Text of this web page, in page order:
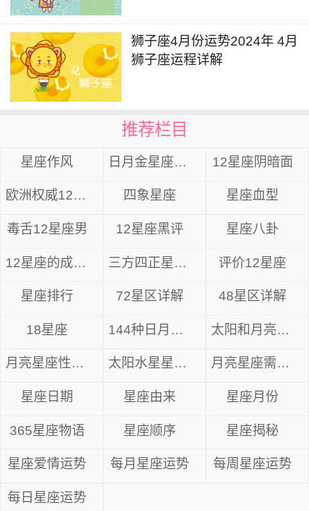
面情绪的排解和疏导。这段时间里个人的身心状况
可能也会较差，未来几个月的时间可能会经常往返
医院体检或是接受治疗，需要适当地加强体育运
动，增强个人抵抗力。
个人感情恋爱领域的提升，这段时间可以多尝试进
行表白会有收获不错的效果。也可以多向自己的爱
不错的效果。
白羊座2024年8月详解
水星将会在处女座逆行，在8月29日的时间，水星
将会在狮子座顺行。水星逆行的期间对于个人的工
成不同程度的影响。这段时间里需要注意工作的过
程中避免过于挑剔的心态和行为，避免将过多的注
当中需要得过且过，不要揪着某些细节不放，容易
狮子座4月份运势2024年 4月
狮子座运程详解
推荐栏目
星座作风 日月金星座组合 12星座阴暗面
欧洲权威12星座分析 四象星座 星座血型
毒舌12星座男 12星座黑评 星座八卦
12星座的成长方式 三方四正星座分析 评价12星座
星座排行 72星区详解 48星区详解
18星座 144种日月星座 太阳和月亮星座
月亮星座性格解析 太阳水星星座组合 月亮星座需要什么
星座日期 星座由来 星座月份
365星座物语 星座顺序 星座揭秘
星座爱情运势 每月星座运势 每周星座运势
每日星座运势